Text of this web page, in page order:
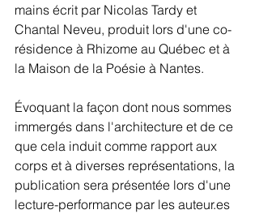
mains écrit par Nicolas Tardy et
Chantal Neveu, produit lors d'une co-
résidence à Rhizome au Québec et à
la Maison de la Poésie à Nantes.
Évoquant la façon dont nous sommes
immergés dans l'architecture et de ce
que cela induit comme rapport aux
corps et à diverses représentations, la
publication sera présentée lors d'une
lecture-performance par les auteur.es